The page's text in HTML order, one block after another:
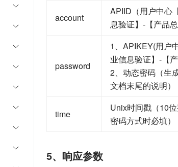
account
APIID（用户中心
息验证】-【产品
password
1、APIKEY(用户
业信息验证】-【
2、动态密码（生
文档末尾的说明）
time
Unix时间戳（10
密码方式时必填）
5、响应参数